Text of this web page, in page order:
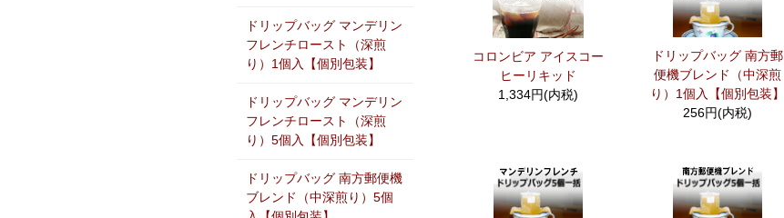
コロンビア アイスコー
ヒーリキッド
1,334円(内税)
ドリップバッグ 南方郵
便機ブレンド（中深煎
り）1個入【個別包装】
256円(内税)
ドリップバッグ マンデリン
フレンチロースト（深煎
り）1個入【個別包装】
ドリップバッグ マンデリン
フレンチロースト（深煎
り）5個入【個別包装】
ドリップバッグ 南方郵便機
ブレンド（中深煎り）5個